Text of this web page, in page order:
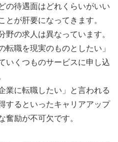
の待遇面はどれくらいがいい
とが肝要になってきます。
野の求人は異なっています。
転職を現実のものとしたい」
いくつものサービスに申し込
業に転職したい」と言われる
するといったキャリアアップ
奮励が不可欠です。